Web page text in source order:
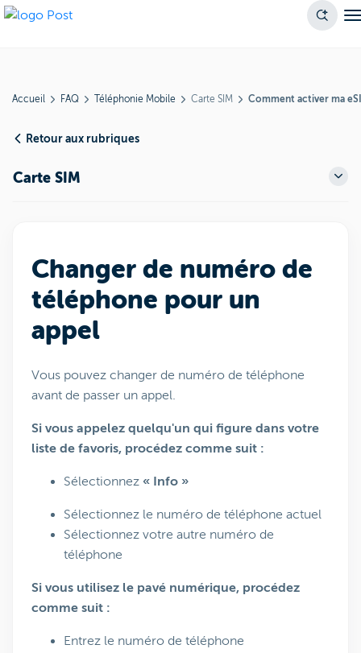
Accueil FAQ Téléphonie Mobile Carte SIM Comment activer ma
Retour aux rubriques
Carte SIM
Changer de numéro de
téléphone pour un
appel
Vous pouvez changer de numéro de téléphone
avant de passer un appel.
Si vous appelez quelqu'un qui figure dans votre
liste de favoris, procédez comme suit :
Sélectionnez « Info »
Sélectionnez le numéro de téléphone actuel
Sélectionnez votre autre numéro de
téléphone
Si vous utilisez le pavé numérique, procédez
comme suit :
Entrez le numéro de téléphone